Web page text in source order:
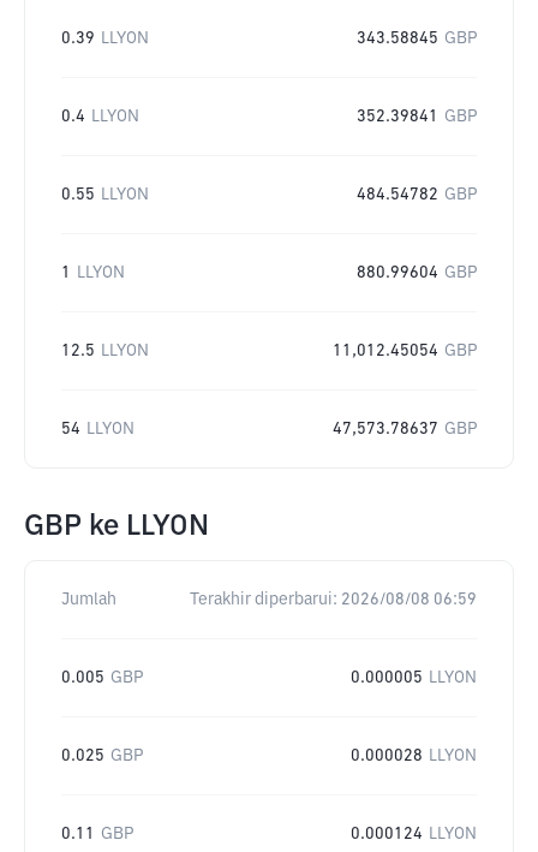
0.39 LLYON 343.58845 GBP
0.4 LLYON 352.39841 GBP
0.55 LLYON 484.54782 GBP
1 LLYON 880.99604 GBP
12.5 LLYON 11,012.45054 GBP
54 LLYON 47,573.78637 GBP
GBP ke LLYON
Jumlah Terakhir diperbarui: 2026/08/08 06:59
0.005 GBP 0.000005 LLYON
0.025 GBP 0.000028 LLYON
0.11 GBP 0.000124 LLYON